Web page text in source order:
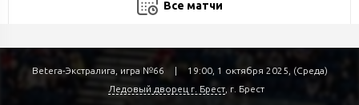
Все матчи
Betera-Экстралига, игра №66 |
19:00, 1 октября 2025, (Среда)
Ледовый дворец г. Брест, г. Брест